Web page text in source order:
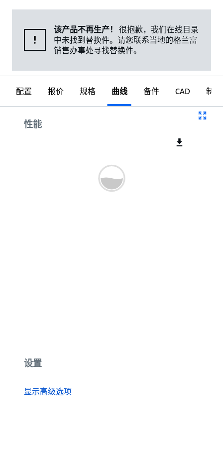
该产品不再生产！
很抱歉，我们在线目录
中未找到替换件。请您联系当地的格兰富
销售办事处寻找替换件。
配置 报价 规格 曲线 备件 CAD 制图
性能
设置
显示高级选项